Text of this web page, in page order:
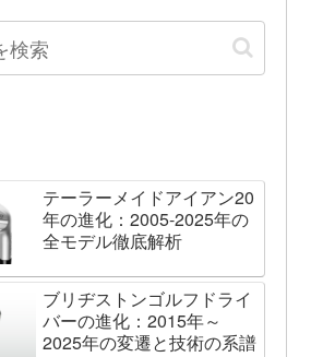
テーラーメイドアイアン20
年の進化：2005-2025年の
全モデル徹底解析
ブリヂストンゴルフドライ
バーの進化：2015年～
2025年の変遷と技術の系譜